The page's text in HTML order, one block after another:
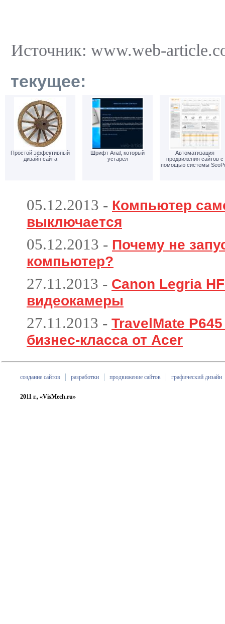
Источник: www.web-
текущее:
Простой эффективный
дизайн сайта
Шрифт Arial, который
устарел
Автоматизация
продвижения сайтов с
помощью системы
05.12.2013 - Компьютер
выключается
05.12.2013 - Почему не
компьютер?
27.11.2013 - Canon Legria
видеокамеры
27.11.2013 - TravelMate
бизнес-класса от Acer
создание сайтов разработки продвижение сайтов графический дизайн
2011 г., «VisMech.ru»